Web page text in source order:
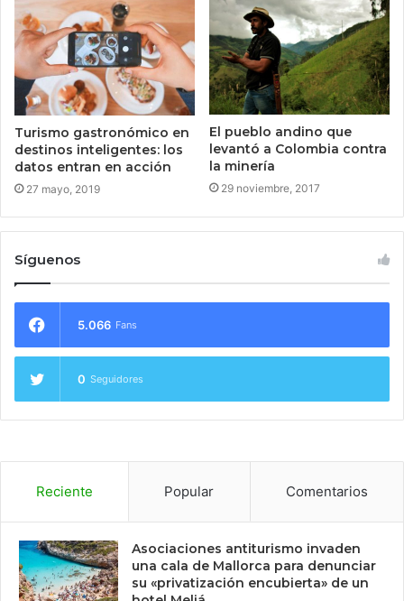
Turismo gastronómico en
destinos inteligentes: los
datos entran en acción
27 mayo, 2019
El pueblo andino que
levantó a Colombia contra
la minería
29 noviembre, 2017
Síguenos
5.066 Fans
0 Seguidores
Reciente Popular Comentarios
Asociaciones antiturismo invaden
una cala de Mallorca para denunciar
su «privatización encubierta» de un